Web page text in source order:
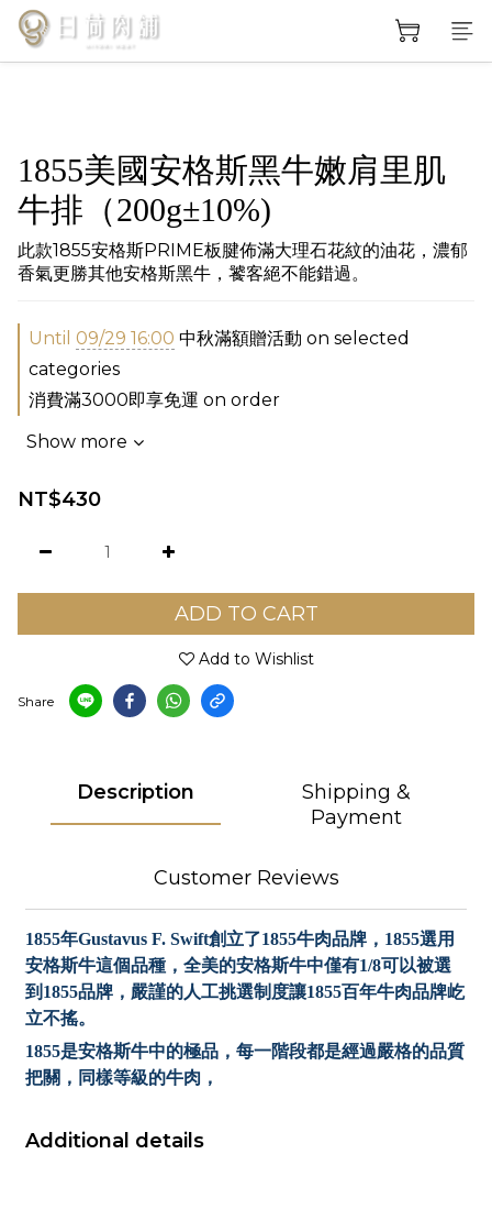
1855美國安格斯黑牛嫩肩里肌
牛排（200g±10%)
此款1855安格斯PRIME板腱佈滿大理石花紋的油花，濃郁
香氣更勝其他安格斯黑牛，饕客絕不能錯過。
Until 09/29 16:00 中秋滿額贈活動 on selected
categories
消費滿3000即享免運 on order
Show more
NT$430
ADD TO CART
Add to Wishlist
Share
Description
Shipping &
Payment
Customer Reviews
1855年Gustavus F. Swift創立了1855牛肉品牌，1855選用
安格斯牛這個品種，全美的安格斯牛中僅有1/8可以被選
到1855品牌，嚴謹的人工挑選制度讓1855百年牛肉品牌屹
立不搖。
1855是安格斯牛中的極品，每一階段都是經過嚴格的品質
把關，同樣等級的牛肉，
Additional details